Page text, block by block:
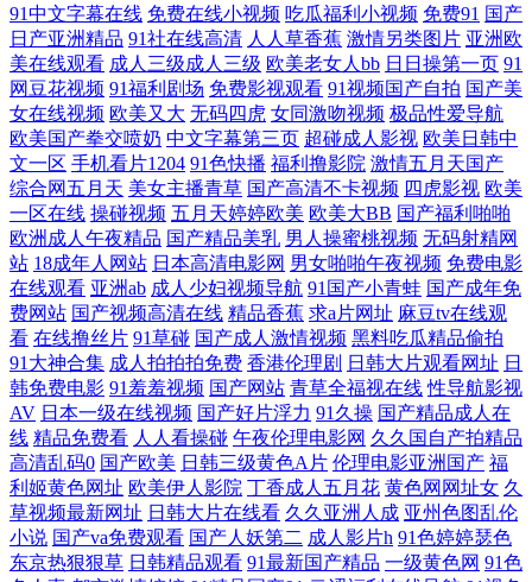
频 欧美第与11页 亚洲男人天堂网 www免费视频 激情文学天美 熟女视频
操逼网站 97超碰性爱 韩国色图韩国性爱 免费网站高清91 偷拍网玖玖 91已
拍视频 国产精品自拍93 欧美高清性交 伊人大香蕉视频 成人区人妻视频 久
久国产高潮久久 婷婷精品一区二区 99超碰资源总站 久草热久草com 天天
成人社区 91色女导航 黄色网址视频大全 色色五月天婷婷 91激情双飞 国产
浮力第一影院 欧美性爱一级久久 91次元官网首页 东京热网站 欧美精品另
类 91vv视频 精品人妻密屁91 熟女91网 TS伪娘在线 久久伊人狼友 午夜私
人影院 超碰人人干人人 欧美性爱A片 最新无码伦理片 国产网站在线 日本
老熟妇毛茸茸 变态AV另类 九一入口 五月天色导航婷 aa国产探花 久草福
利网站 亚洲五五艹综合 高清日韩AV网址 欧美性生 91次元免费视频 国产
91中文字幕在线 免费在线小视频 吃瓜福利小视频 免费91 国产
日产亚洲精品 91社在线高清 人人草香蕉 激情另类图片 亚洲欧
美在线观看 成人三级成人三级 欧美老女人bb 日日操第一页 91
网豆花视频 91福利剧场 免费影视观看 91视频国产自拍 国产美
女在线视频 欧美又大 无码四虎 女同激吻视频 极品性爱导航
欧美国产拳交喷奶 中文字幕第三页 超碰成人影视 欧美日韩中
文一区 手机看片1204 91色快播 福利撸影院 激情五月天国产
综合网五月天 美女主播青草 国产高清不卡视频 四虎影视 欧美
一区在线 操碰视频 五月天婷婷欧美 欧美大BB 国产福利啪啪
欧洲成人午夜精品 国产精品美乳 男人操蜜桃视频 无码射精网
站 18成年人网站 日本高清电影网 男女啪啪午夜视频 免费电影
在线观看 亚洲ab 成人少妇视频导航 91国产小青蛙 国产成年免
费网站 国产视频高清在线 精品香蕉 求a片网址 麻豆tv在线观
看 在线撸丝片 91草碰 国产成人激情视频 黑料吃瓜精品偷拍
91大神合集 成人拍拍拍免费 香港伦理剧 日韩大片观看网址 日
韩免费电影 91羞羞视频 国产网站 青草全福视在线 性导航影视
AV 日本一级在线视频 国产好片浮力 91久操 国产精品成人在
线 精品免费看 人人看操碰 午夜伦理电影网 久久国自产拍精品
高清乱码0 国产欧美 日韩三级黄色A片 伦理电影亚洲国产 福
利姬黄色网址 欧美伊人影院 丁香成人五月花 黄色网网址女 久
草视频最新网址 日韩大片在线看 久久亚洲人成 亚州色图乱伦
小说 国产va免费观看 国产人妖第二 成人影片h 91色婷婷瑟色
东京热狠狠草 日韩精品观看 91最新国产精品 一级黄色网 91色